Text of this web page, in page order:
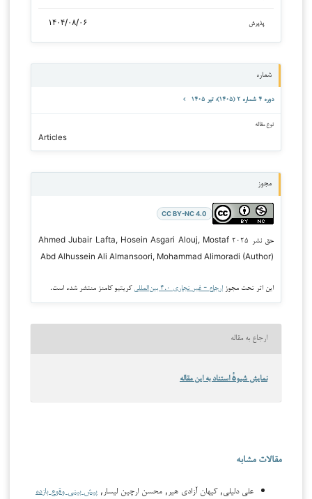
پذیرش ۱۴۰۴/۰۸/۰۶
شماره
دوره ۴ شماره ۲ (۱۴۰۵): تیر ۱۴۰۵
نوع مقاله
Articles
مجوز
CC BY-NC 4.0
حق نشر ۲۰۲۵ Ahmed Jubair Lafta, Hosein Asgari Alouj, Mostaf
Abd Alhussein Ali Almansoori, Mohammad Alimoradi (Author)
این اثر تحت مجوز ارجاع - غیر تجاری ۴.۰ بین‌المللی کریتیو کامنز منتشر شده است.
ارجاع به مقاله
نمایش شیوهٔ استناد به این مقاله
مقالات مشابه
علی دلیلی, کیهان آزادی هیر, محسن ارچین لیسار, پیش بینی وقوع بازده